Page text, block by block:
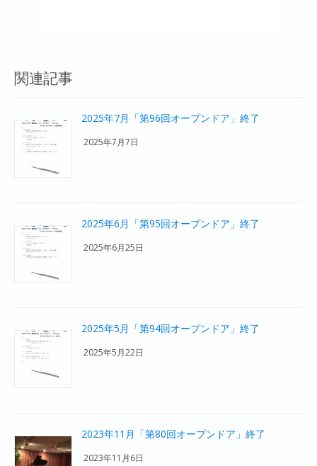
関連記事
2025年7月「第96回オープンドア」終了
2025年7月7日
2025年6月「第95回オープンドア」終了
2025年6月25日
2025年5月「第94回オープンドア」終了
2025年5月22日
2023年11月「第80回オープンドア」終了
2023年11月6日